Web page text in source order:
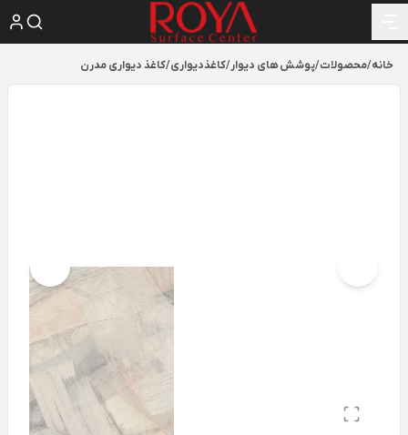
خانه/محصولات/پوشش های دیوار/کاغذدیواری/کاغذ دیواری مدرن